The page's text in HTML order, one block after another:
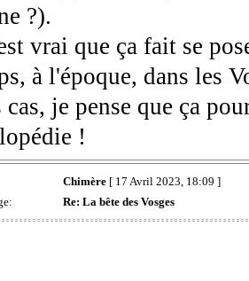
?).
vrai que ça fait se
à l'époque, dans les
cas, je pense que ça
!
Chimère[ 17 Avril 2023, 18:09 ]
Re: La bête des Vosges